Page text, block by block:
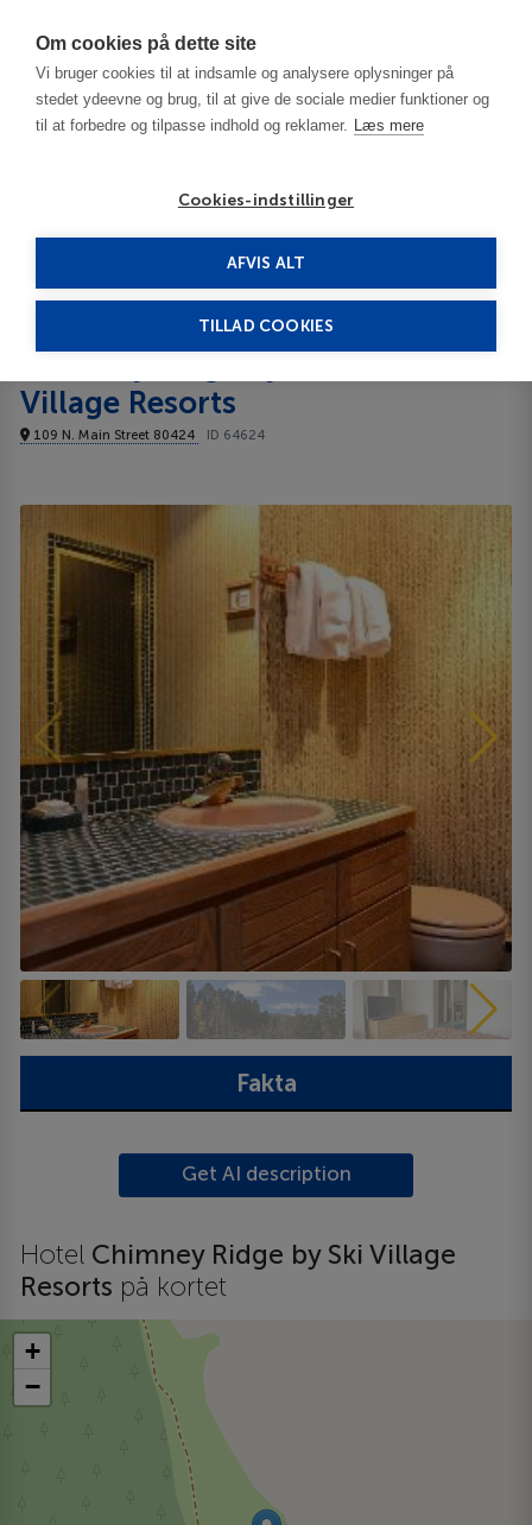
Om cookies på dette site
Vi bruger cookies til at indsamle og analysere oplysninger på
stedet ydeevne og brug, til at give de sociale medier funktioner og
til at forbedre og tilpasse indhold og reklamer. Læs mere
Cookies-indstillinger
AFVIS ALT
TILLAD COOKIES
Breckenridge - CO
Chimney Ridge by Ski Village Resorts 3***
Village Resorts
109 N. Main Street 80424 ID 64624
Fakta
Get AI description
Hotel Chimney Ridge by Ski Village
Resorts på kortet
+
−